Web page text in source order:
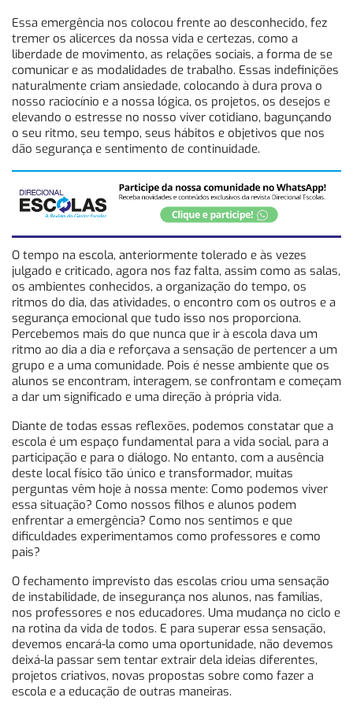
Essa emergência nos colocou frente ao desconhecido, fez
tremer os alicerces da nossa vida e certezas, como a
liberdade de movimento, as relações sociais, a forma de se
comunicar e as modalidades de trabalho. Essas indefinições
naturalmente criam ansiedade, colocando à dura prova o
nosso raciocínio e a nossa lógica, os projetos, os desejos e
elevando o estresse no nosso viver cotidiano, bagunçando
o seu ritmo, seu tempo, seus hábitos e objetivos que nos
dão segurança e sentimento de continuidade.
O tempo na escola, anteriormente tolerado e às vezes
julgado e criticado, agora nos faz falta, assim como as salas,
os ambientes conhecidos, a organização do tempo, os
ritmos do dia, das atividades, o encontro com os outros e a
segurança emocional que tudo isso nos proporciona.
Percebemos mais do que nunca que ir à escola dava um
ritmo ao dia a dia e reforçava a sensação de pertencer a um
grupo e a uma comunidade. Pois é nesse ambiente que os
alunos se encontram, interagem, se confrontam e começam
a dar um significado e uma direção à própria vida.
Diante de todas essas reflexões, podemos constatar que a
escola é um espaço fundamental para a vida social, para a
participação e para o diálogo. No entanto, com a ausência
deste local físico tão único e transformador, muitas
perguntas vêm hoje à nossa mente: Como podemos viver
essa situação? Como nossos filhos e alunos podem
enfrentar a emergência? Como nos sentimos e que
dificuldades experimentamos como professores e como
pais?
O fechamento imprevisto das escolas criou uma sensação
de instabilidade, de insegurança nos alunos, nas famílias,
nos professores e nos educadores. Uma mudança no ciclo e
na rotina da vida de todos. E para superar essa sensação,
devemos encará-la como uma oportunidade, não devemos
deixá-la passar sem tentar extrair dela ideias diferentes,
projetos criativos, novas propostas sobre como fazer a
escola e a educação de outras maneiras.